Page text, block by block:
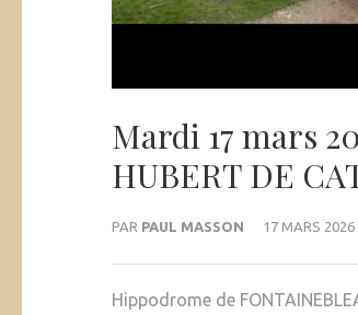
Mardi 17 mars
HUBERT DE
PAR PAUL MASSON 17 MARS 2026
Hippodrome de